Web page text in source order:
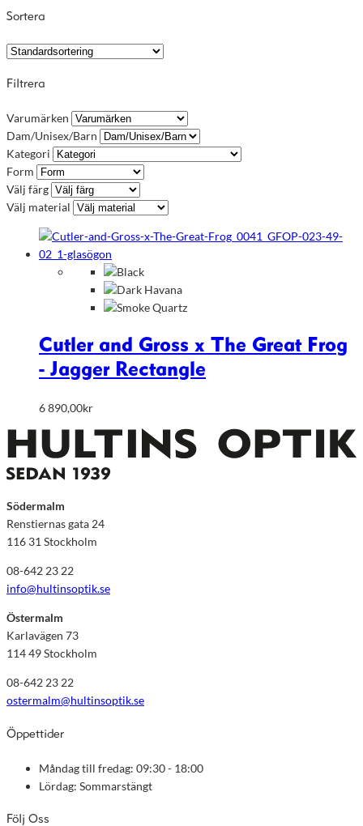
Sortera
Filtrera
Varumärken
Dam/Unisex/Barn
Kategori
Form
Välj färg
Välj material
Cutler and Gross x The Great Frog
- Jagger Rectangle
6 890,00kr
Södermalm
Renstiernas gata 24
116 31 Stockholm
08-642 23 22
info@hultinsoptik.se
Östermalm
Karlavägen 73
114 49 Stockholm
08-642 23 22
ostermalm@hultinsoptik.se
Öppettider
Måndag till fredag: 09:30 - 18:00
Lördag: Sommarstängt
Följ Oss